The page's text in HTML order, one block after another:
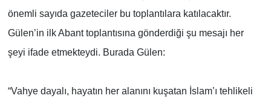
önemli sayıda gazeteciler bu toplantılara katılacaktır.
Gülen’in ilk Abant toplantısına gönderdiği şu mesajı her
şeyi ifade etmekteydi. Burada Gülen:
“Vahye dayalı, hayatın her alanını kuşatan İslam’ı tehlikeli